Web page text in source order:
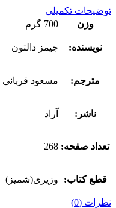
توضیحات تکمیلی
وزن
700 گرم
نویسنده: جیمز دالتون
مترجم: مسعود قربانی
ناشر: آراد
تعداد صفحه: 268
قطع کتاب: وزیری(شمیز)
نظرات (0)